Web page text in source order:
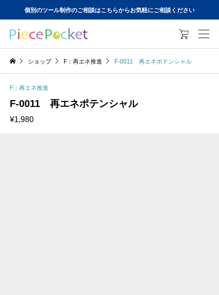
個別のツール制作のご相談はこちらからお気軽にご相談ください

ショップ F：再エネ推進 F-0011 再エネポテンシャル
F：再エネ推進
F-0011 再エネポテンシャル
¥1,980